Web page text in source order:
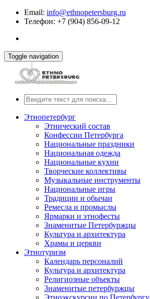
Email: info@ethnopetersburg.ru
Телефон: +7 (904) 856-09-12
Toggle navigation
Этнопетербург
Этнический состав
Конфессии Петербурга
Национальные праздники
Национальная одежда
Национальные кухни
Творческие коллективы
Музыкальные инструменты
Национальные игры
Традиции и обычаи
Ремесла и промыслы
Ярмарки и этнофесты
Знаменитые Петербуржцы
Культура и архитектура
Храмы и церкви
Этнотуризм
Календарь персоналий
Культура и архитектура
Религиозные объекты
Знаменитые петербуржцы
Этноэкскурсии по Петербургу